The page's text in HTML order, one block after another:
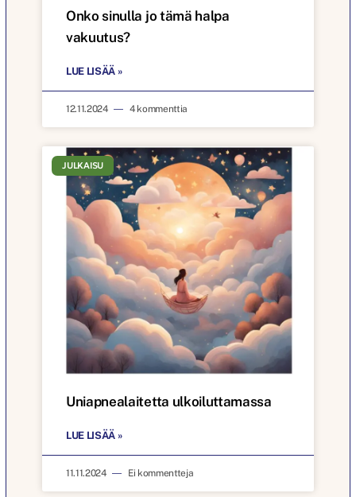
Onko sinulla jo tämä halpa
vakuutus?
LUE LISÄÄ »
12.11.2024 4 kommenttia
JULKAISU
Uniapnealaitetta ulkoiluttamassa
LUE LISÄÄ »
11.11.2024 Ei kommentteja